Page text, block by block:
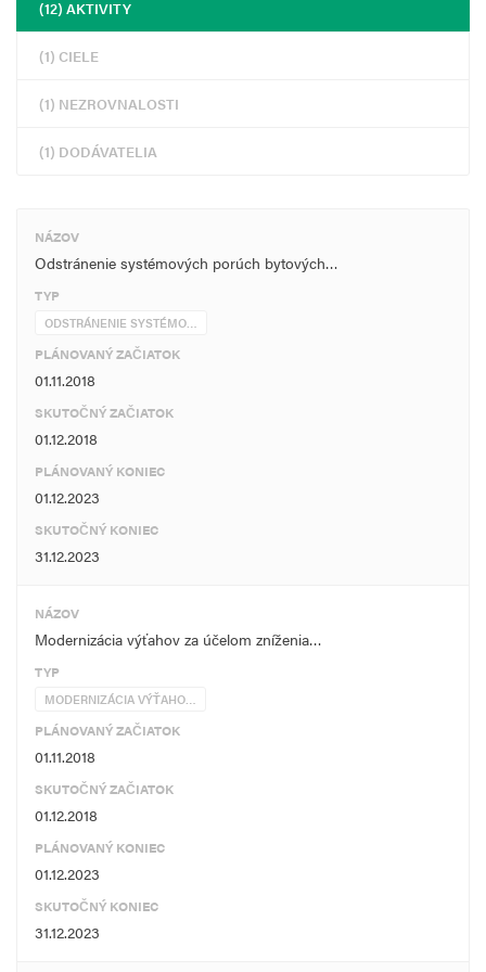
(12) AKTIVITY
(1) CIELE
(1) NEZROVNALOSTI
(1) DODÁVATELIA
NÁZOV
Odstránenie systémových porúch bytových…
TYP
ODSTRÁNENIE SYSTÉMO…
PLÁNOVANÝ ZAČIATOK
01.11.2018
SKUTOČNÝ ZAČIATOK
01.12.2018
PLÁNOVANÝ KONIEC
01.12.2023
SKUTOČNÝ KONIEC
31.12.2023
NÁZOV
Modernizácia výťahov za účelom zníženia…
TYP
MODERNIZÁCIA VÝŤAHO…
PLÁNOVANÝ ZAČIATOK
01.11.2018
SKUTOČNÝ ZAČIATOK
01.12.2018
PLÁNOVANÝ KONIEC
01.12.2023
SKUTOČNÝ KONIEC
31.12.2023